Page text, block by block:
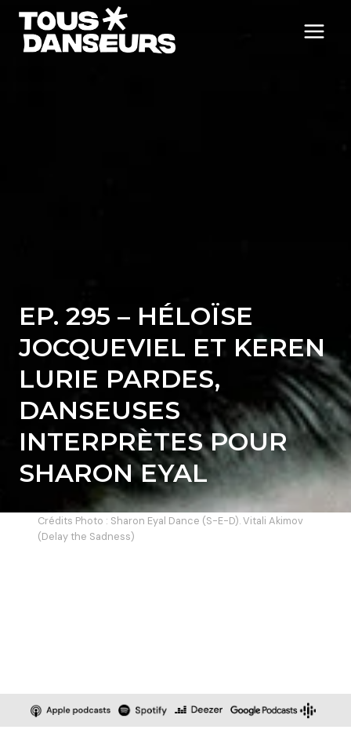
Aller
contenu
EP. 295 – HÉLOÏSE
JOCQUEVIEL ET KEREN
LURIE PARDES,
DANSEUSES
INTERPRÈTES POUR
SHARON EYAL
Crédits Photo : Sharon Eyal Dance (S-E-D). Vitali Akimov
(Delay the Sadness)